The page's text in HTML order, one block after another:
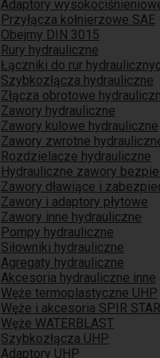
Adaptory
Przyłącza kołnierzowe SAE
Obejmy DIN 3015
Rury hydrauliczne
Łączniki do rur
Szybkozłącza hydrauliczne
Złącza obrotowe
Zawory hydrauliczne
Zawory kulowe hydrauliczne
Zawory zwrotne
Rozdzielacze hydrauliczne
Hydrauliczne zawory
Zawory dławiące i
Zawory i adaptory płytowe
Zawory inne hydrauliczne
Pompy hydrauliczne
Siłowniki hydrauliczne
Agregaty hydrauliczne
Akcesoria hydrauliczne inne
Węże termoplastyczne UHP
Węże i akcesoria SPIR STAR
Węże WATERBLAST
Szybkozłącza UHP
Adaptory UHP